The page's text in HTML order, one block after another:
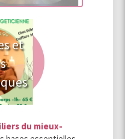
et
du mieux-